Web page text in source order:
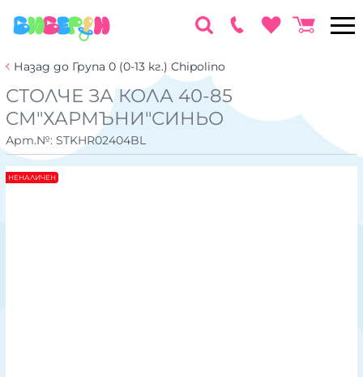
Назад до Група 0 (0-13 кг.) Chipolino
СТОЛЧЕ ЗА КОЛА 40-85
CM"ХАРМЪНИ"СИНЬО
Арт.№: STKHR02404BL
НЕНАЛИЧЕН